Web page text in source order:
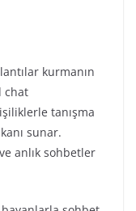
kurmanın
chat
tanışma
sunar.
anlık sohbetler